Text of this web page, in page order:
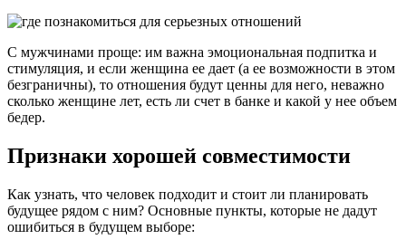
С мужчинами проще: им важна эмоциональная подпитка и
стимуляция, и если женщина ее дает (а ее возможности в этом
безграничны), то отношения будут ценны для него, неважно
сколько женщине лет, есть ли счет в банке и какой у нее объем
бедер.
Признаки хорошей совместимости
Как узнать, что человек подходит и стоит ли планировать
будущее рядом с ним? Основные пункты, которые не дадут
ошибиться в будущем выборе: